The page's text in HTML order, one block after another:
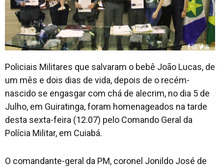
Policiais Militares que salvaram o bebê João Lucas, de
um mês e dois dias de vida, depois de o recém-
nascido se engasgar com chá de alecrim, no dia 5 de
Julho, em Guiratinga, foram homenageados na tarde
desta sexta-feira (12.07) pelo Comando Geral da
Polícia Militar, em Cuiabá.
O comandante-geral da PM, coronel Jonildo José de